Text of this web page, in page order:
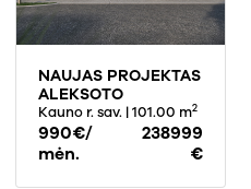
NAUJAS PROJEKTAS
ALEKSOTO
PAŠONĖJE
Kauno r. sav. | 101.00 m2
990€/
mėn.
238999
€